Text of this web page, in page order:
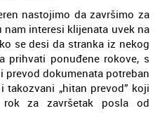
nastojimo da završimo za
interesi klijenata uvek na
se desi da stranka iz nekog
prihvati ponuđene rokove, s
dokumenata potreban
takozvani „hitan prevod” koji
rok za završetak posla od